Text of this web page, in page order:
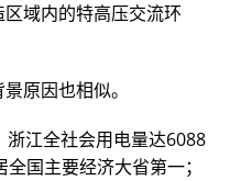
域内的特高压交流环
原因也相似。
江全社会用电量达6088
国主要经济大省第一；